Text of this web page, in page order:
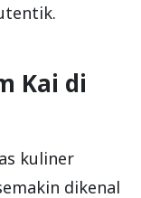
Kai di
kuliner
dikenal